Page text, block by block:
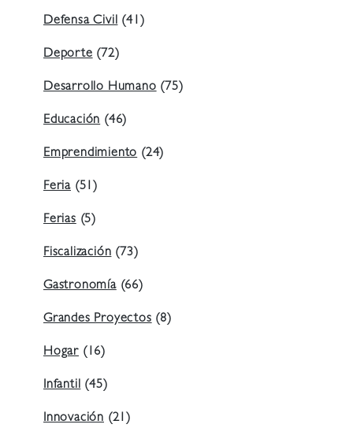
Defensa Civil(41)
Deporte(72)
Desarrollo Humano(75)
Educación(46)
Emprendimiento(24)
Feria (51)
Ferias(5)
Fiscalización(73)
Gastronomía(66)
Grandes Proyectos(8)
Hogar (16)
Infantil(45)
Innovación (21)